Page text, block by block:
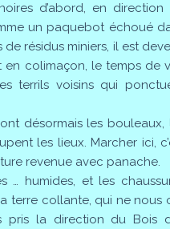
d’abord, en direction
un paquebot échoué
de résidus miniers, il est
en colimaçon, le temps de
terrils voisins qui
désormais les bouleaux,
les lieux. Marcher ici,
revenue avec panache.
… humides, et les
terre collante, qui ne nous
pris la direction du Bois